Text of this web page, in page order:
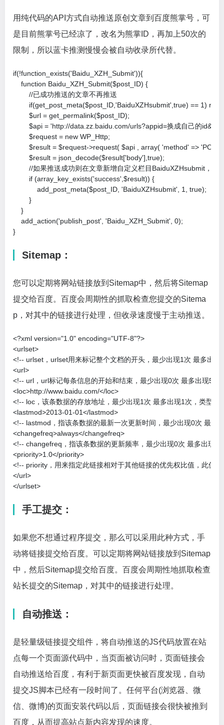
用纯代码的API方式自动推送原创文章到百度熊掌号，可
是目前熊掌号已经凉了，改名为熊掌ID，再加上50次的
限制，所以蓝卡推测慢慢会被自动收录所代替。
if(!function_exists('Baidu_XZH_Submit')){
function Baidu_XZH_Submit($post_ID) {
//已成功推送的文章不再推送
if(get_post_meta($post_ID,'BaiduXZHsubmit',true) == 1)
$url = get_permalink($post_ID);
$api = 'http://data.zz.baidu.com/urls?appid=换成自己的
$request = new WP_Http;
$result = $request->request( $api , array( 'method' => 'POST',
$result = json_decode($result['body'],true);
//如果推送成功则在文章新增自定义栏目BaiduXZHsubmit，值
if (array_key_exists('success',$result)) {
add_post_meta($post_ID, 'BaiduXZHsubmit', 1, true);
}
}
add_action('publish_post', 'Baidu_XZH_Submit', 0);
}
Sitemap：
您可以定期将网站链接放到Sitemap中，然后将Sitemap
提交给百度。百度会周期性的抓取检查您提交的Sitema
p，对其中的链接进行处理，但收录速度慢于主动推送。
<?xml version="1.0" encoding="UTF-8"?>
<urlset>
<!-- urlset，urlset用来标记整个文档的开头，最少出现1次 最多出现
<url>
<!-- url，url标记每条信息的开始和结束，最少出现0次 最多出现
<loc>http://www.baidu.com/</loc>
<!-- loc，该条数据的存放地址，最少出现1次 最多出现1次，类型为URL地址，最小长度1个字符	最大长度
<lastmod>2013-01-01</lastmod>
<!-- lastmod，指该条数据的最新一次更新时间，最少出现0次 最
<changefreq>always</changefreq>
<!-- changefreq，指该条数据的更新频率，最少出现0次 最多出现
<priority>1.0</priority>
<!-- priority，用来指定此链接相对于其他链接的优先权比值，此值定于0.0-1.0
</url>
</urlset>
手工提交：
如果您不想通过程序提交，那么可以采用此种方式，手
动将链接提交给百度。可以定期将网站链接放到Sitemap
中，然后Sitemap提交给百度。百度会周期性地抓取检查
站长提交的Sitemap，对其中的链接进行处理。
自动推送：
是轻量级链接提交组件，将自动推送的JS代码放置在站
点每一个页面源代码中，当页面被访问时，页面链接会
自动推送给百度，有利于新页面更快被百度发现，自动
提交JS脚本已经有一段时间了。任何平台(浏览器、微
信、微博)的页面安装代码以后，页面链接会很快被推到
百度，从而提高站点新内容发现的速度。